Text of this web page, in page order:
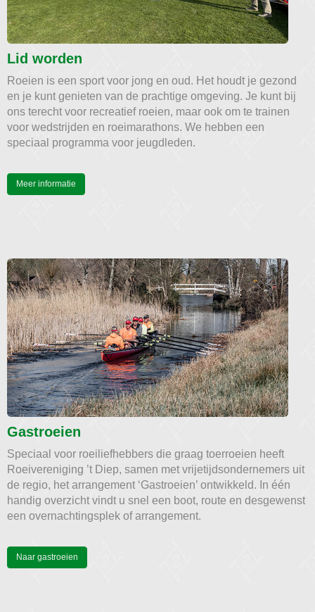
Lid worden
Roeien is een sport voor jong en oud. Het houdt je gezond
en je kunt genieten van de prachtige omgeving. Je kunt bij
ons terecht voor recreatief roeien, maar ook om te trainen
voor wedstrijden en roeimarathons. We hebben een
speciaal programma voor jeugdleden.
Meer informatie
Gastroeien
Speciaal voor roeiliefhebbers die graag toerroeien heeft
Roeivereniging ’t Diep, samen met vrijetijdsondernemers uit
de regio, het arrangement ‘Gastroeien’ ontwikkeld. In één
handig overzicht vindt u snel een boot, route en desgewenst
een overnachtingsplek of arrangement.
Naar gastroeien